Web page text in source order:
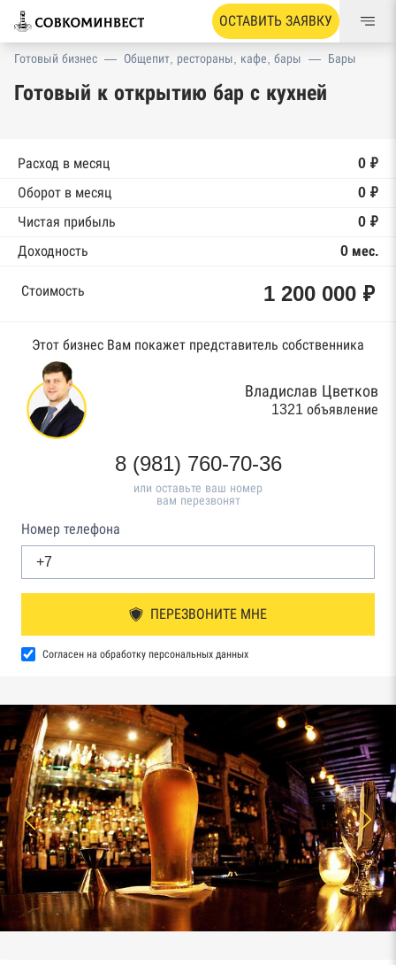
ОСТАВИТЬ ЗАЯВКУ
Готовый бизнес — Общепит, рестораны, кафе, бары — Бары
Готовый к открытию бар с кухней
Расход в месяц
0 ₽
Оборот в месяц
0 ₽
Чистая прибыль
0 ₽
Доходность
0 мес.
Стоимость 1 200 000 ₽
Этот бизнес Вам покажет представитель собственника
Владислав Цветков
1321 объявление
8 (981) 760-70-36
или оставьте ваш номер
вам перезвонят
Номер телефона
ПЕРЕЗВОНИТЕ МНЕ
Согласен на обработку персональных данных